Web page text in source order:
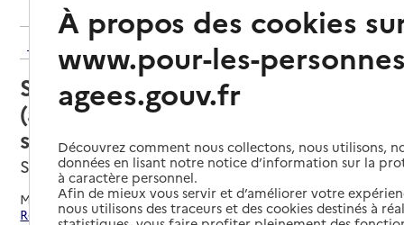
Retour aux résultats de l'annuaire
Service autonomie à domicile
(aide) – Proxidom - Domaliance
services
Saint-Maximin-la-Sainte-Baume, VAR
Mis à jour le04/08/2026
Rechercher les établissements et services autour de Saint-
À propos des cookies
www.pour-les-
agees.gouv.fr
Découvrez comment nous collectons, nous utilisons,
données en lisant notre notice d’information sur la
à caractère personnel.
Afin de mieux vous servir et d’améliorer votre
nous utilisons des traceurs et des cookies destinés à